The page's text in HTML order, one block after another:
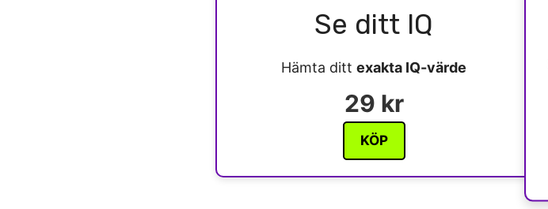
Se ditt IQ
Hämta ditt exakta IQ-värde
29 kr
KÖP